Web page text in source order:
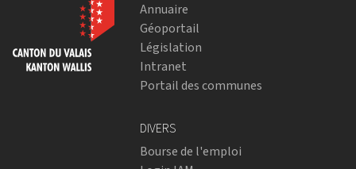
Annuaire
Géoportail
Législation
Intranet
Portail des communes
DIVERS
Bourse de l'emploi